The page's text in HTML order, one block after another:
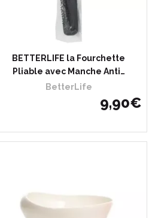
BETTERLIFE la Fourchette
Pliable avec Manche Anti…
BetterLife
9,90€